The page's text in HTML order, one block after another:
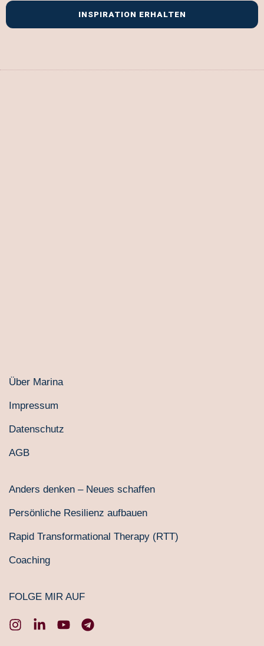
INSPIRATION ERHALTEN
Über Marina
Impressum
Datenschutz
AGB
Anders denken – Neues schaffen
Persönliche Resilienz aufbauen
Rapid Transformational Therapy (RTT)
Coaching
FOLGE MIR AUF
I L Y T
e